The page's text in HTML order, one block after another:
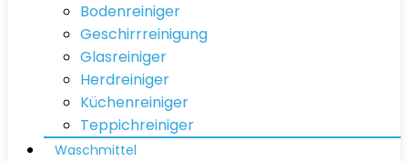
Bodenreiniger
Geschirrreinigung
Glasreiniger
Herdreiniger
Küchenreiniger
Teppichreiniger
Waschmittel